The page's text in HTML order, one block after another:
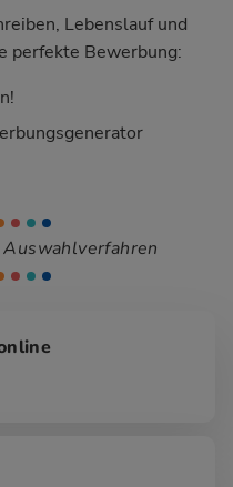
Lebenslauf und
perfekte Bewerbung: